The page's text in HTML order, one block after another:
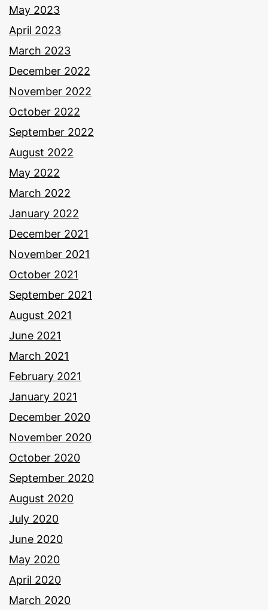
May 2023
April 2023
March 2023
December 2022
November 2022
October 2022
September 2022
August 2022
May 2022
March 2022
January 2022
December 2021
November 2021
October 2021
September 2021
August 2021
June 2021
March 2021
February 2021
January 2021
December 2020
November 2020
October 2020
September 2020
August 2020
July 2020
June 2020
May 2020
April 2020
March 2020